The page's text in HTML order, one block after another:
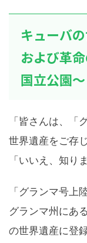
キューバ
および革
国立公園～
「皆さんは、「
世界遺産をご存
「いいえ、知り
「グランマ号上
グランマ州にあ
の世界遺産に登